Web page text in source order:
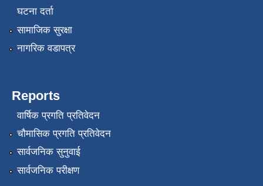
घटना दर्ता
सामाजिक सुरक्षा
नागरिक वडापत्र
Reports
वार्षिक प्रगति प्रतिवेदन
चौमासिक प्रगति प्रतिवेदन
सार्वजनिक सुनुवाई
सार्वजनिक परीक्षण